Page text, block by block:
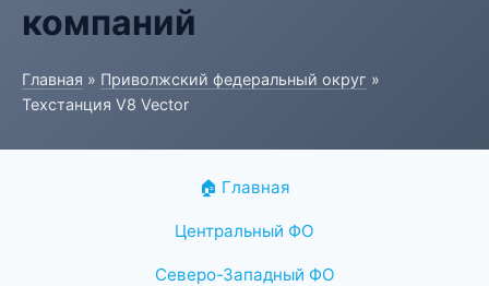
компаний
Главная » Приволжский федеральный округ »
Техстанция V8 Vector
🏠 Главная
Центральный ФО
Северо-Западный ФО